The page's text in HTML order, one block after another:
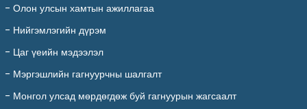
- Олон улсын хамтын ажиллагаа
- Нийгэмлэгийн дүрэм
- Цаг үеийн мэдээлэл
- Мэргэшлийн гагнуурчны шалгалт
- Монгол улсад мөрдөгдөж буй гагнуурын жагсаалт